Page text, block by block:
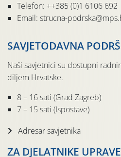
Telefon: ++385 (0)1 6106 692
Email: strucna-
SAVJETODAVNA
Naši savjetnici su dostupni
diljem Hrvatske.
8 – 16 sati (Grad Zagreb)
7 – 15 sati (Ispostave)
Adresar savjetnika
ZA DJELATNIKE UPRAVE